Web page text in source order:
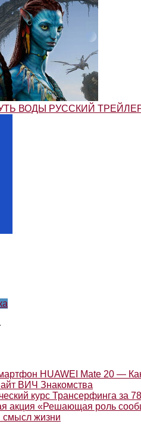
ВОДЫ РУССКИЙ
HUAWEI Mate 20 —
ВИЧ Знакомства
курс Трансерфинга за
акция «Решающая роль
смысл жизни